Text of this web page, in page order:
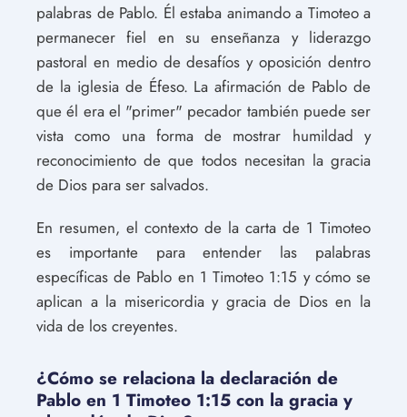
palabras de Pablo. Él estaba animando a Timoteo a
permanecer fiel en su enseñanza y liderazgo
pastoral en medio de desafíos y oposición dentro
de la iglesia de Éfeso. La afirmación de Pablo de
que él era el "primer" pecador también puede ser
vista como una forma de mostrar humildad y
reconocimiento de que todos necesitan la gracia
de Dios para ser salvados.
En resumen, el contexto de la carta de 1 Timoteo
es importante para entender las palabras
específicas de Pablo en 1 Timoteo 1:15 y cómo se
aplican a la misericordia y gracia de Dios en la
vida de los creyentes.
¿Cómo se relaciona la declaración de
Pablo en 1 Timoteo 1:15 con la gracia y